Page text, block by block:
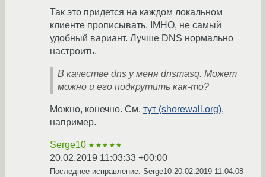
Так это придется на каждом локальном
клиенте прописывать. IMHO, не самый
удобный вариант. Лучше DNS нормально
настроить.
В качестве dns у меня dnsmasq. Может
можно и его подкрутить как-то?
Можно, конечно. См. тут (shorewall.org),
например.
Serge10 ★★★★★
20.02.2019 11:03:33 +00:00
Последнее исправление: Serge10 20.02.2019 11:04:08